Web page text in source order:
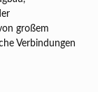
großem
Verbindungen